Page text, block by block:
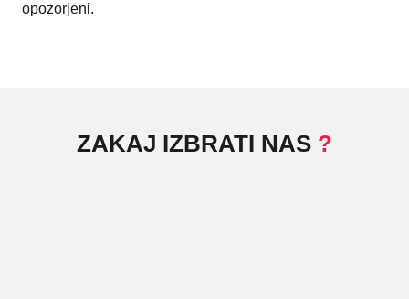
opozorjeni.
ZAKAJ IZBRATI NAS ?